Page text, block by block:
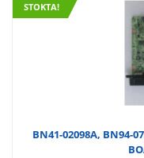
STOKTA!
BN41-02098A, BN94-